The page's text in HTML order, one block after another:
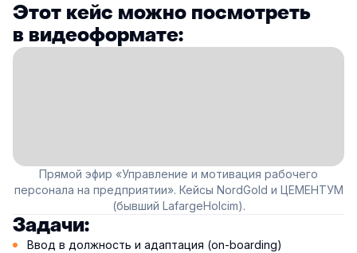
Этот кейс можно посмотреть
в видеоформате:
Прямой эфир «Управление и мотивация рабочего
персонала на предприятии». Кейсы NordGold и ЦЕМЕНТУМ
(бывший LafargeHolcim).
Задачи:
Ввод в должность и адаптация (on-boarding)